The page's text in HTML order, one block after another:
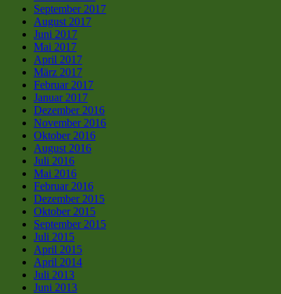
September 2017
August 2017
Juni 2017
Mai 2017
April 2017
März 2017
Februar 2017
Januar 2017
Dezember 2016
November 2016
Oktober 2016
August 2016
Juli 2016
Mai 2016
Februar 2016
Dezember 2015
Oktober 2015
September 2015
Juli 2015
April 2015
April 2014
Juli 2013
Juni 2013